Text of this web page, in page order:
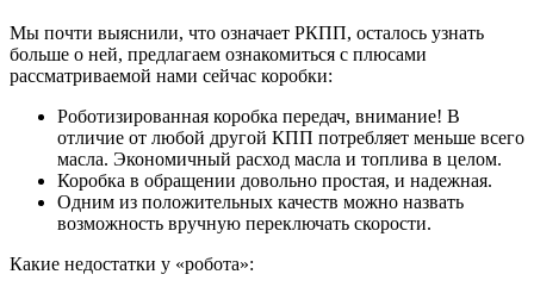
Мы почти выяснили, что означает РКПП, осталось узнать
больше о ней, предлагаем ознакомиться с плюсами
рассматриваемой нами сейчас коробки:
Роботизированная коробка передач, внимание! В
отличие от любой другой КПП потребляет меньше всего
масла. Экономичный расход масла и топлива в целом.
Коробка в обращении довольно простая, и надежная.
Одним из положительных качеств можно назвать
возможность вручную переключать скорости.
Какие недостатки у «робота»: